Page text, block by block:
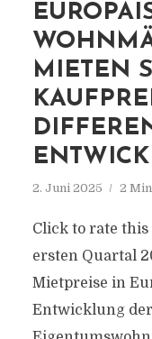
MIETEN
2. Juni 2025 2
Click to rate this
ersten Quartal
Mietpreise in
Entwicklung